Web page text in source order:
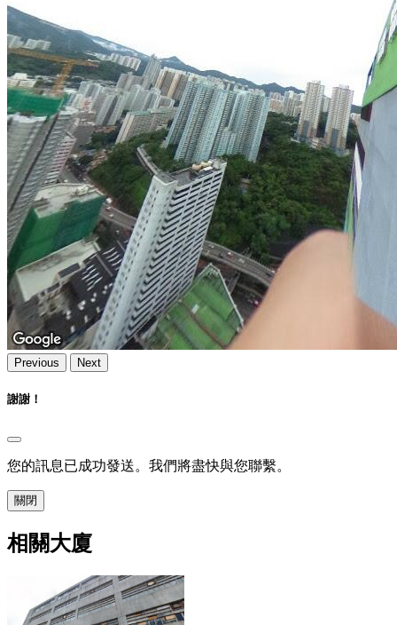
Previous Next
謝謝！
您的訊息已成功發送。我們將盡快與您聯繫。
關閉
相關大廈